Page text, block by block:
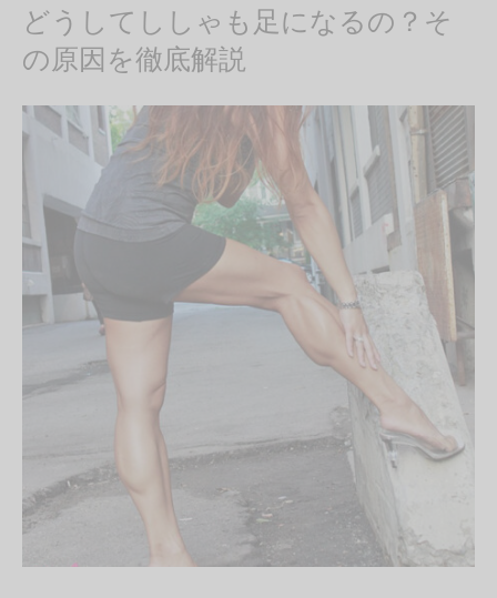
どうしてししゃも足になるの？そ
の原因を徹底解説